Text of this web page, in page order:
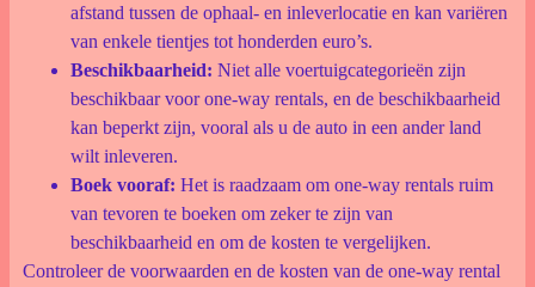
afstand tussen de ophaal- en inleverlocatie en kan variëren
van enkele tientjes tot honderden euro’s.
Beschikbaarheid: Niet alle voertuigcategorieën zijn
beschikbaar voor one-way rentals, en de beschikbaarheid
kan beperkt zijn, vooral als u de auto in een ander land
wilt inleveren.
Boek vooraf: Het is raadzaam om one-way rentals ruim
van tevoren te boeken om zeker te zijn van
beschikbaarheid en om de kosten te vergelijken.
Controleer de voorwaarden en de kosten van de one-way rental